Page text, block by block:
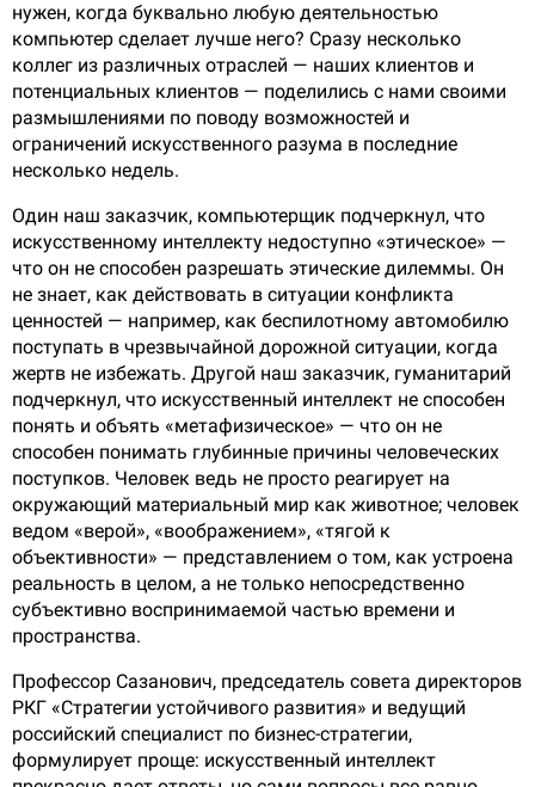
нужен, когда буквально любую деятельностью
компьютер сделает лучше него? Сразу несколько
коллег из различных отраслей — наших клиентов и
потенциальных клиентов — поделились с нами своими
размышлениями по поводу возможностей и
ограничений искусственного разума в последние
несколько недель.
Один наш заказчик, компьютерщик подчеркнул, что
искусственному интеллекту недоступно «этическое» —
что он не способен разрешать этические дилеммы. Он
не знает, как действовать в ситуации конфликта
ценностей — например, как беспилотному автомобилю
поступать в чрезвычайной дорожной ситуации, когда
жертв не избежать. Другой наш заказчик, гуманитарий
подчеркнул, что искусственный интеллект не способен
понять и объять «метафизическое» — что он не
способен понимать глубинные причины человеческих
поступков. Человек ведь не просто реагирует на
окружающий материальный мир как животное; человек
ведом «верой», «воображением», «тягой к
объективности» — представлением о том, как устроена
реальность в целом, а не только непосредственно
субъективно воспринимаемой частью времени и
пространства.
Профессор Сазанович, председатель совета директоров
РКГ «Стратегии устойчивого развития» и ведущий
российский специалист по бизнес-стратегии,
формулирует проще: искусственный интеллект